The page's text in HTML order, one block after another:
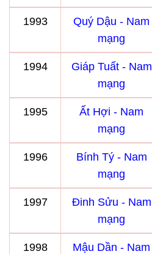
1993
Quý Dậu - Nam
mạng
1994
Giáp Tuất - Nam
mạng
1995
Ất Hợi - Nam
mạng
1996
Bính Tý - Nam
mạng
1997
Đinh Sửu - Nam
mạng
1998
Mậu Dần - Nam